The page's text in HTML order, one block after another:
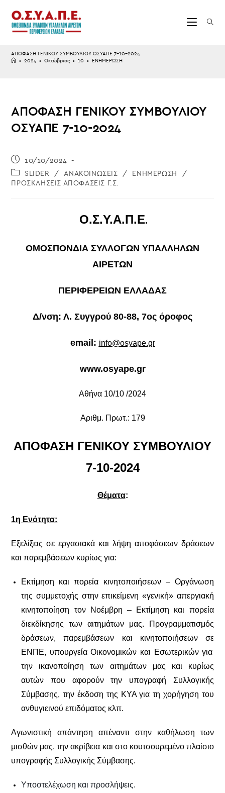
content
ΑΠΟΦΑΣΗ ΓΕΝΙΚΟΥ ΣΥΜΒΟΥΛΙΟΥ ΟΣΥΑΠΕ 7-10-2024
• 2024 • Οκτώβριος • 10 • ΕΝΗΜΕΡΩΣΗ
ΑΠΟΦΑΣΗ ΓΕΝΙΚΟΥ ΣΥΜΒΟΥΛΙΟΥ
ΟΣΥΑΠΕ 7-10-2024
Post
published:
10/10/2024
Post
category:
SLIDER / ΑΝΑΚΟΙΝΩΣΕΙΣ / ΕΝΗΜΕΡΩΣΗ
/
ΠΡΟΣΚΛΗΣΕΙΣ ΑΠΟΦΑΣΕΙΣ Γ.Σ.
Ο.Σ.Υ.Α.Π.Ε.
ΟΜΟΣΠΟΝΔΙΑ ΣΥΛΛΟΓΩΝ ΥΠΑΛΛΗΛΩΝ
ΑΙΡΕΤΩΝ
ΠΕΡΙΦΕΡΕΙΩΝ ΕΛΛΑΔΑΣ
Δ/νση: Λ. Συγγρού 80-88, 7ος όροφος
email: info@osyape.gr
www.osyape.gr
Αθήνα 10/10 /2024
Αριθμ. Πρωτ.: 179
ΑΠΟΦΑΣΗ ΓΕΝΙΚΟΥ ΣΥΜΒΟΥΛΙΟΥ
7-10-2024
Θέματα:
1η Ενότητα:
Εξελίξεις σε εργασιακά και λήψη αποφάσεων δράσεων
και παρεμβάσεων κυρίως για:
Εκτίμηση και πορεία κινητοποιήσεων – Οργάνωση
της συμμετοχής στην επικείμενη «γενική» απεργιακή
κινητοποίηση τον Νοέμβρη – Εκτίμηση και πορεία
διεκδίκησης των αιτημάτων μας.
Προγραμματισμός
δράσεων, παρεμβάσεων και κινητοποιήσεων σε
ΕΝΠΕ, υπουργεία Οικονομικών και Εσωτερικών για
την ικανοποίηση των αιτημάτων μας και κυρίως
αυτών που αφορούν την υπογραφή Συλλογικής
Σύμβασης, την έκδοση της ΚΥΑ για τη χορήγηση του
ανθυγιεινού επιδόματος κλπ.
Αγωνιστική απάντηση απέναντι στην καθήλωση των
μισθών μας, την ακρίβεια και στο κουτσουρεμένο πλαίσιο
υπογραφής Συλλογικής Σύμβασης.
Υποστελέχωση και προσλήψεις.